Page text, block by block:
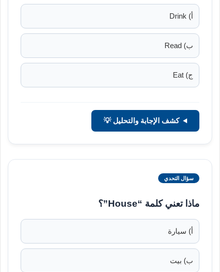
أ) Drink
ب) Read
ج) Eat
كشف الإجابة والتحليل 💡
سؤال التحدي
ماذا تعني كلمة “House”؟
أ) سيارة
ب) بيت